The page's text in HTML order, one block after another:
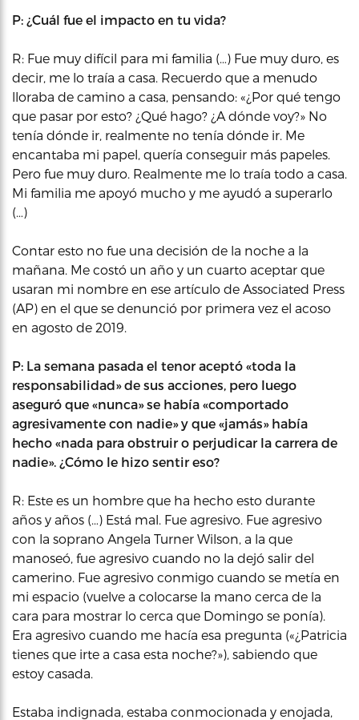
P: ¿Cuál fue el impacto en tu vida?
R: Fue muy difícil para mi familia (…) Fue muy duro, es
decir, me lo traía a casa. Recuerdo que a menudo
lloraba de camino a casa, pensando: «¿Por qué tengo
que pasar por esto? ¿Qué hago? ¿A dónde voy?» No
tenía dónde ir, realmente no tenía dónde ir. Me
encantaba mi papel, quería conseguir más papeles.
Pero fue muy duro. Realmente me lo traía todo a casa.
Mi familia me apoyó mucho y me ayudó a superarlo
(…)
Contar esto no fue una decisión de la noche a la
mañana. Me costó un año y un cuarto aceptar que
usaran mi nombre en ese artículo de Associated Press
(AP) en el que se denunció por primera vez el acoso
en agosto de 2019.
P: La semana pasada el tenor aceptó «toda la
responsabilidad» de sus acciones, pero luego
aseguró que «nunca» se había «comportado
agresivamente con nadie» y que «jamás» había
hecho «nada para obstruir o perjudicar la carrera de
nadie». ¿Cómo le hizo sentir eso?
R: Este es un hombre que ha hecho esto durante
años y años (…) Está mal. Fue agresivo. Fue agresivo
con la soprano Angela Turner Wilson, a la que
manoseó, fue agresivo cuando no la dejó salir del
camerino. Fue agresivo conmigo cuando se metía en
mi espacio (vuelve a colocarse la mano cerca de la
cara para mostrar lo cerca que Domingo se ponía).
Era agresivo cuando me hacía esa pregunta («¿Patricia
tienes que irte a casa esta noche?»), sabiendo que
estoy casada.
Estaba indignada, estaba conmocionada y enojada,